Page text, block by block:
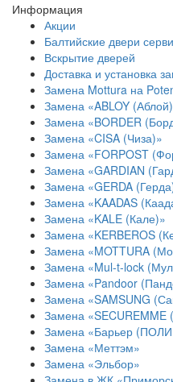
Информация
Акции
Балтийские двери
Вскрытие дверей
Доставка и установка
Замена Mottura на
Замена «ABLOY
Замена «BORDER
Замена «CISA (Чиза)»
Замена «FORPOST
Замена «GARDIAN
Замена «GERDA
Замена «KAADAS
Замена «KALE (Кале)»
Замена «KERBEROS
Замена «MOTTURA
Замена «Mul-t-lock
Замена «Pandoor
Замена «SAMSUNG
Замена «SECUREMME
Замена «Барьер
Замена «Меттэм»
Замена «Эльбор»